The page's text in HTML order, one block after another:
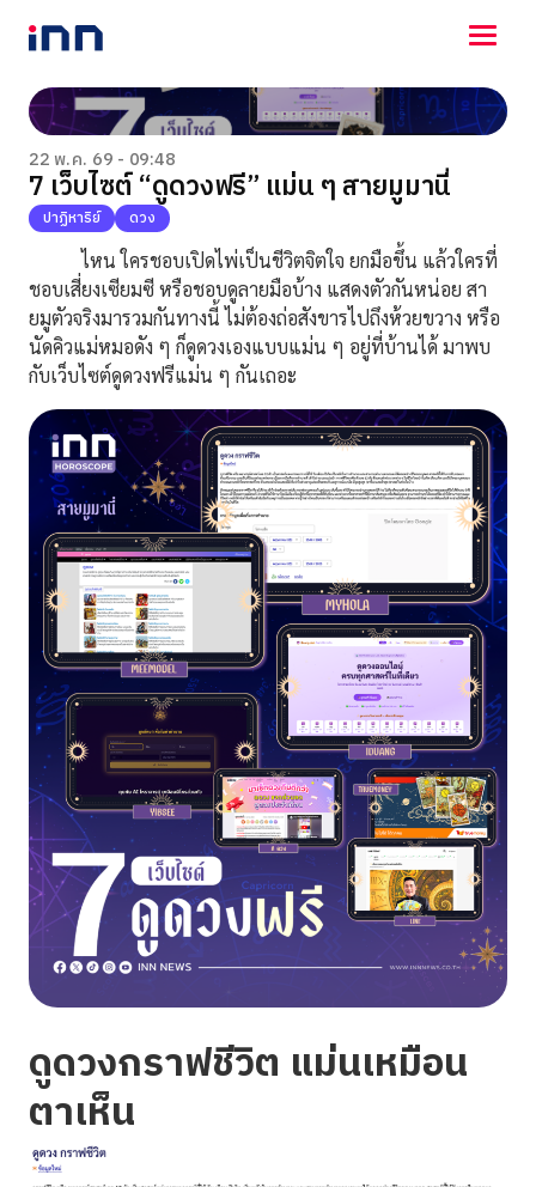
NEWS
ENTERTAINMENT
LIFESTYLE
HOROSCOPE
LOTTERY
VIDEO
ร่วมด้วยช่วยกัน
22 พ.ค. 69 - 09:48
7 เว็บไซต์ “ดูดวงฟรี” แม่น ๆ สายมูมานี่
ปาฏิหาริย์ ดวง
ไหน ใครชอบเปิดไพ่เป็นชีวิตจิตใจ ยกมือขึ้น แล้วใครที่
ชอบเสี่ยงเซียมซี หรือชอบดูลายมือบ้าง แสดงตัวกันหน่อย สา
ยมูตัวจริงมารวมกันทางนี้ ไม่ต้องถ่อสังขารไปถึงห้วยขวาง หรือ
นัดคิวแม่หมอดัง ๆ ก็ดูดวงเองแบบแม่น ๆ อยู่ที่บ้านได้ มาพบ
กับเว็บไซต์ดูดวงฟรีแม่น ๆ กันเถอะ
ดูดวงกราฟชีวิต แม่นเหมือน
ตาเห็น